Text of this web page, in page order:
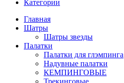
Категории
Главная
Шатры
Шатры звезды
Палатки
Палатки для глэмпинга
Надувные палатки
КЕМПИНГОВЫЕ